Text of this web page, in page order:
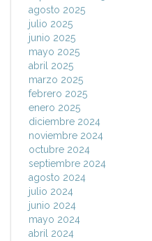
agosto 2025
julio 2025
junio 2025
mayo 2025
abril 2025
marzo 2025
febrero 2025
enero 2025
diciembre 2024
noviembre 2024
octubre 2024
septiembre 2024
agosto 2024
julio 2024
junio 2024
mayo 2024
abril 2024